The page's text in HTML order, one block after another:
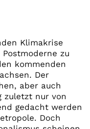
Klimakrise
zu
kommenden
Der
aber auch
zuletzt nur von
gedacht werden
Doch